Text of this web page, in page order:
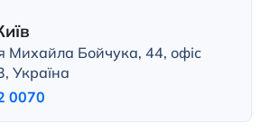
Михайла Бойчука, 44, офіс
Україна
0070